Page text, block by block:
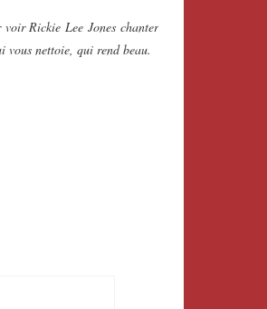
Rickie Lee Jones chanter
vous nettoie, qui rend beau.